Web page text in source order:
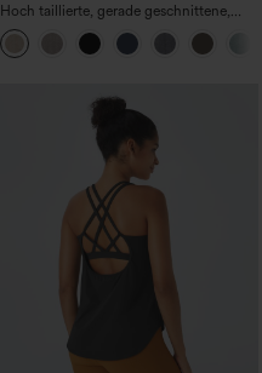
+5
Hoch taillierte, gerade geschnittene,
legere Leinen-Optik-Hose mit Taschen